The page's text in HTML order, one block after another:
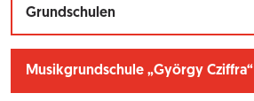
Grundschulen
Musikgrundschule „György Cziffra“